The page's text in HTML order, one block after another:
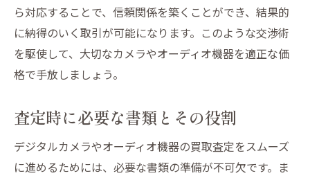
ら対応することで、信頼関係を築くことができ、結果的
に納得のいく取引が可能になります。このような交渉術
を駆使して、大切なカメラやオーディオ機器を適正な価
格で手放しましょう。
査定時に必要な書類とその役割
デジタルカメラやオーディオ機器の買取査定をスムーズ
に進めるためには、必要な書類の準備が不可欠です。ま